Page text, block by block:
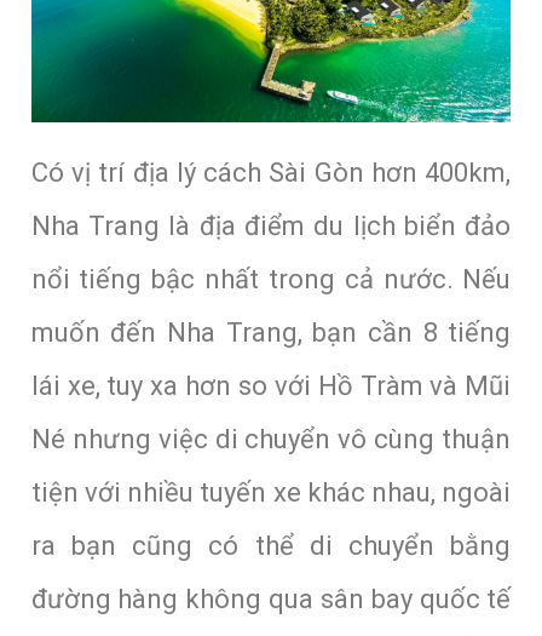
Có vị trí địa lý cách Sài Gòn hơn 400km,
Nha Trang là địa điểm du lịch biển đảo
nổi tiếng bậc nhất trong cả nước. Nếu
muốn đến Nha Trang, bạn cần 8 tiếng
lái xe, tuy xa hơn so với Hồ Tràm và Mũi
Né nhưng việc di chuyển vô cùng thuận
tiện với nhiều tuyến xe khác nhau, ngoài
ra bạn cũng có thể di chuyển bằng
đường hàng không qua sân bay quốc tế